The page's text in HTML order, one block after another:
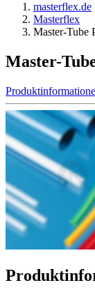
masterflex.de
Masterflex
Master-Tube
Master-